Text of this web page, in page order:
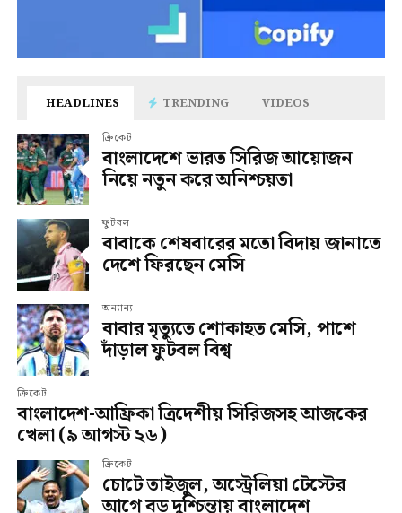
HEADLINES TRENDING VIDEOS
ক্রিকেট
বাংলাদেশে ভারত সিরিজ আয়োজন
নিয়ে নতুন করে অনিশ্চয়তা
ফুটবল
বাবাকে শেষবারের মতো বিদায় জানাতে
দেশে ফিরছেন মেসি
অন্যান্য
বাবার মৃত্যুতে শোকাহত মেসি, পাশে
দাঁড়াল ফুটবল বিশ্ব
ক্রিকেট
বাংলাদেশ-আফ্রিকা ত্রিদেশীয় সিরিজসহ আজকের
খেলা (৯ আগস্ট ২৬)
ক্রিকেট
চোটে তাইজুল, অস্ট্রেলিয়া টেস্টের
আগে বড় দুশ্চিন্তায় বাংলাদেশ